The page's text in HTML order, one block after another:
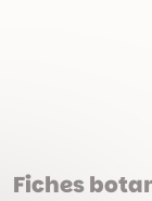
Fiches